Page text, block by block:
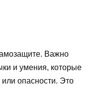
Важно
и умения, которые
опасности. Это